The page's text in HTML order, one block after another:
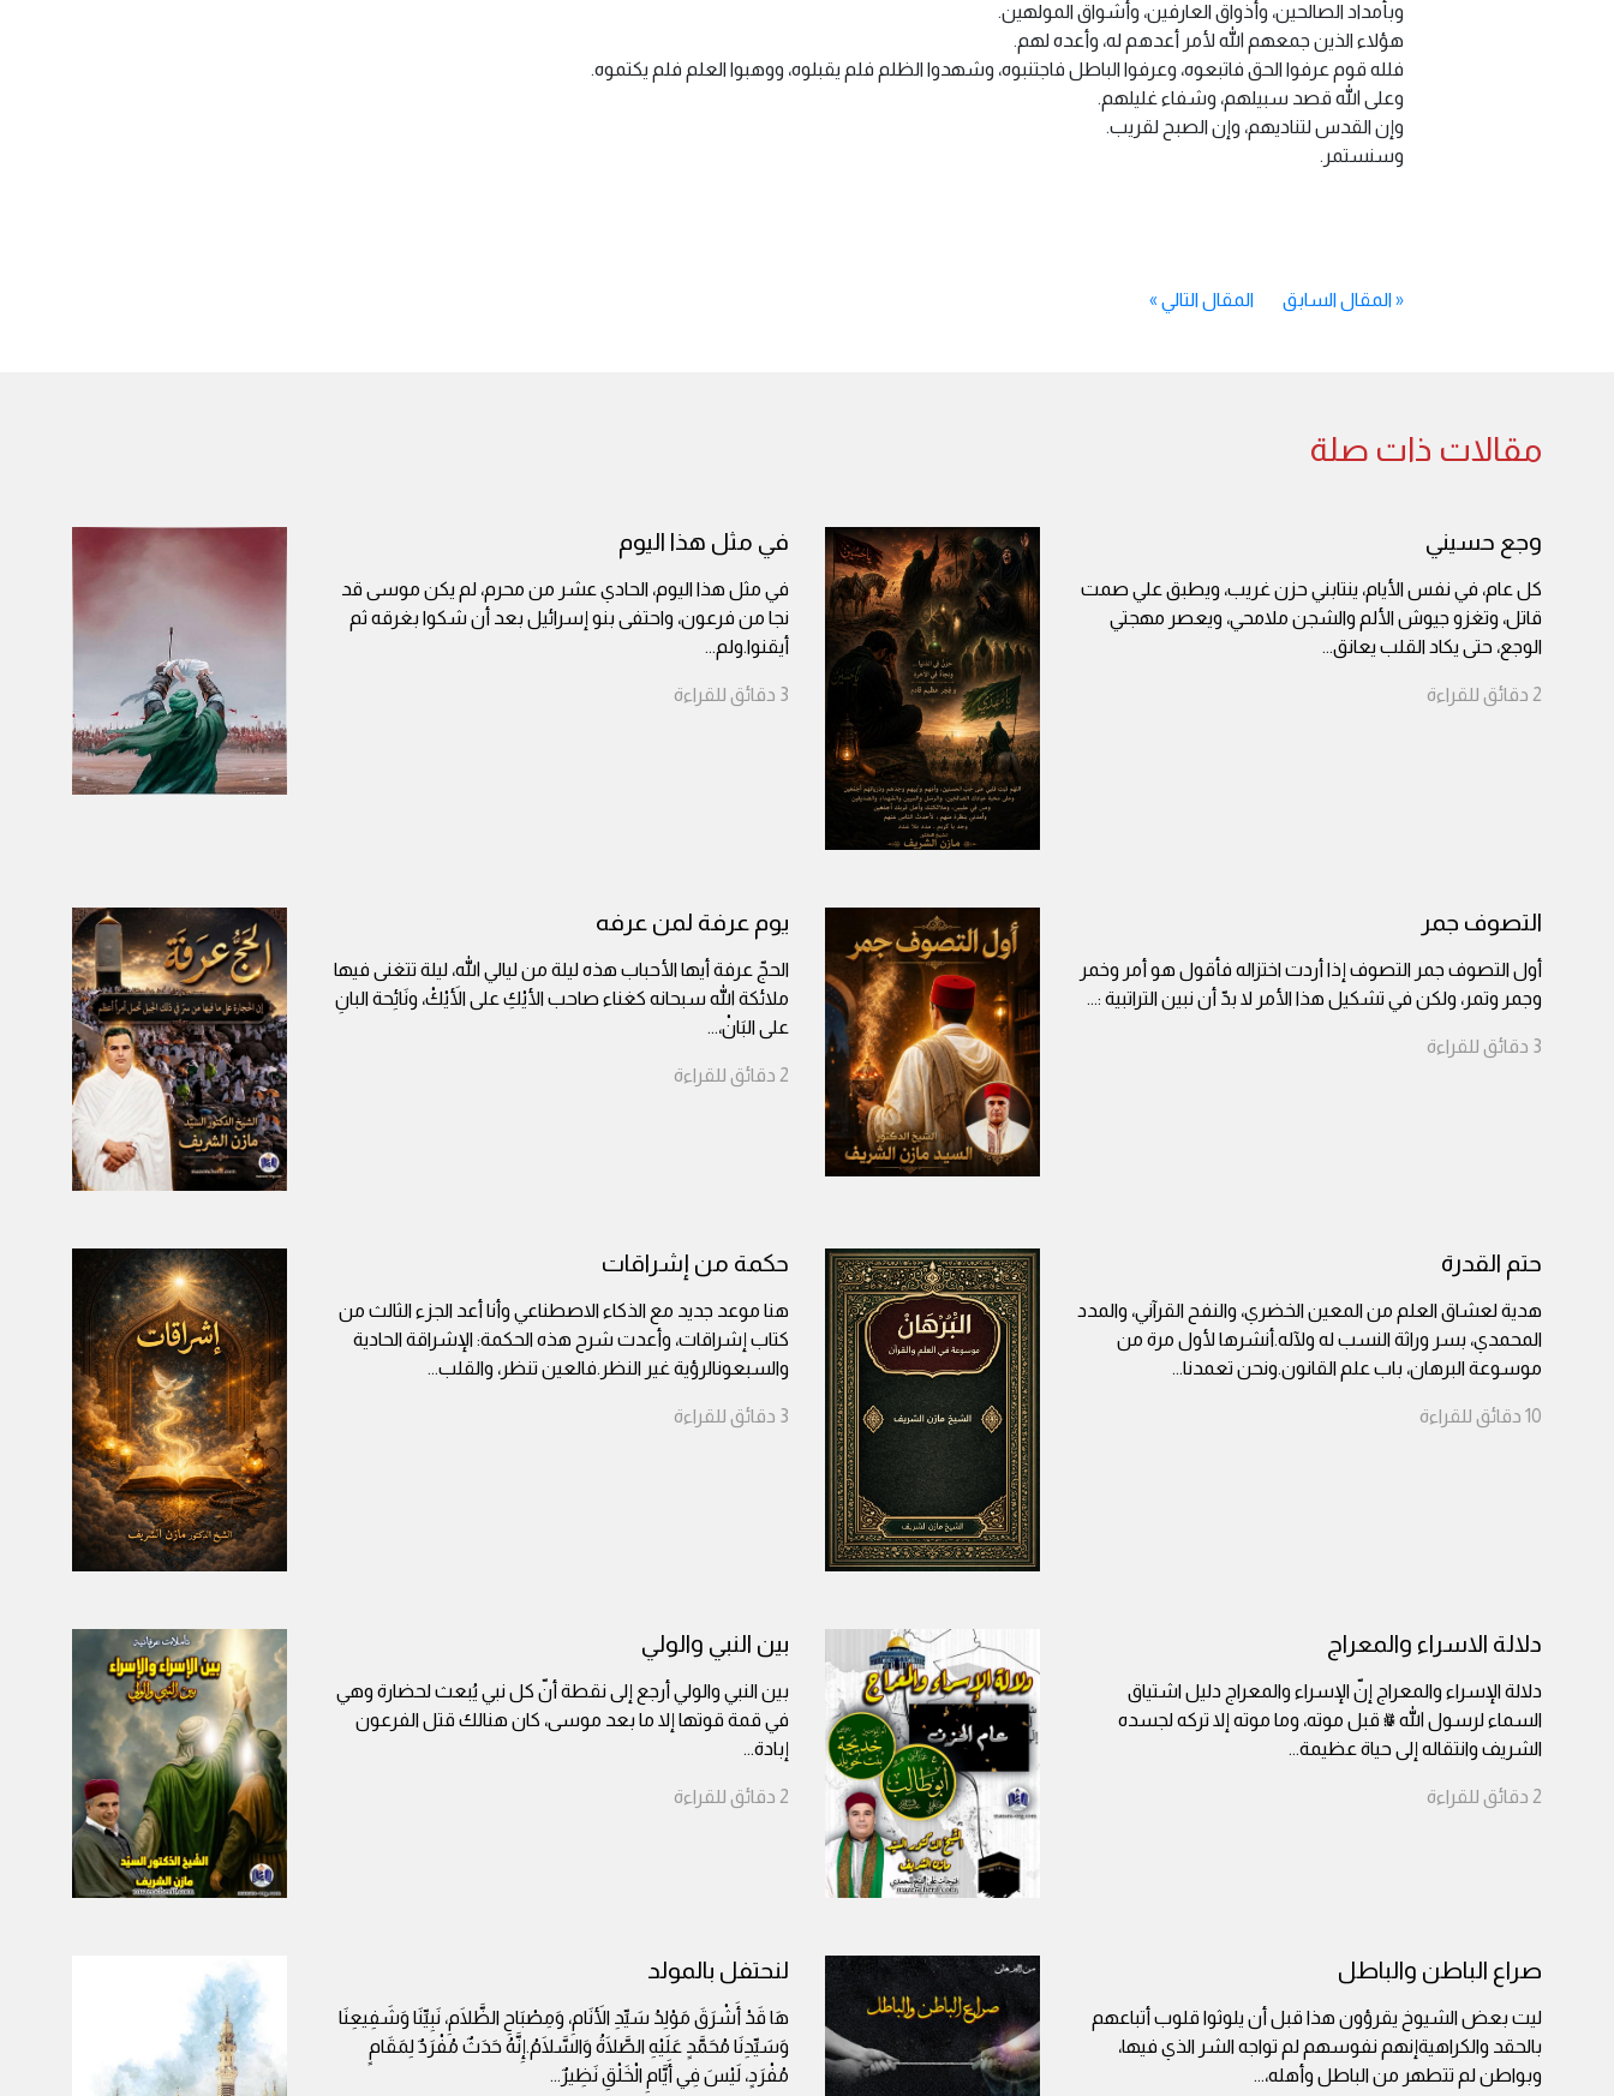
وبأمداد الصالحين، وأذواق العارفين، وأشواق المولهين.
هؤلاء الذين جمعهم الله لأمر أعدهم له، وأعده لهم.
فلله قوم عرفوا الحق فاتبعوه، وعرفوا الباطل فاجتنبوه، وشهدوا الظلم فلم يقبلوه، ووهبوا العلم فلم يكتموه.
وعلى الله قصد سبيلهم، وشفاء غليلهم.
وإن القدس لتناديهم، وإن الصبح لقريب.
وسنستمر.
«المقال السابق المقال التالي »
مقالات ذات صلة
وجع حسيني
كل عام، في نفس الأيام، ينتابني حزن غريب، ويطبق علي صمت
قاتل، وتغزو جيوش الألم والشجن ملامحي، ويعصر مهجتي
الوجع، حتى يكاد القلب يعانق...
2 دقائق للقراءة
في مثل هذا اليوم
في مثل هذا اليوم، الحادي عشر من محرم، لم يكن موسى قد
نجا من فرعون، واحتفى بنو إسرائيل بعد أن شكوا بغرقه ثم
أيقنوا.ولم...
3 دقائق للقراءة
التصوف جمر
أول التصوف جمر التصوف إذا أردت اختزاله فأقول هو أمر وخمر
وجمر وتمر، ولكن في تشكيل هذا الأمر لا بدّ أن نبين التراتبية :...
3 دقائق للقراءة
يوم عرفة لمن عرفه
الحجّ عرفة أيها الأحباب هذه ليلة من ليالي الله، ليلة تتغنى فيها
ملائكة الله سبحانه كغناء صاحب الأيْكِ على الأَيْكْ، ونَائِحة البانِ
على البَانْ،...
2 دقائق للقراءة
حتم القدرة
هدية لعشاق العلم من المعين الخضري، والنفح القرآني، والمدد
المحمدي، بسر وراثة النسب له ولآله.أنشرها لأول مرة من
موسوعة البرهان، باب علم القانون.ونحن تعمدنا...
10 دقائق للقراءة
حكمة من إشراقات
هنا موعد جديد مع الذكاء الاصطناعي وأنا أعد الجزء الثالث من
كتاب إشراقات، وأعدت شرح هذه الحكمة: الإشراقة الحادية
والسبعونالرؤية غير النظر.فالعين تنظر، والقلب...
3 دقائق للقراءة
دلالة الاسراء والمعراج
دلالة الإسراء والمعراج إنّ الإسراء والمعراج دليل اشتياق
السماء لرسول الله ﷺ قبل موته، وما موته إلا تركه لجسده
الشريف وانتقاله إلى حياة عظيمة...
2 دقائق للقراءة
بين النبي والولي
بين النبي والولي أرجع إلى نقطة أنّ كل نبي يُبعث لحضارة وهي
في قمة قوتها إلا ما بعد موسى، كان هنالك قتل الفرعون
إبادة...
2 دقائق للقراءة
صراع الباطن والباطل
ليت بعض الشيوخ يقرؤون هذا قبل أن يلوثوا قلوب أتباعهم
بالحقد والكراهيةإنهم نفوسهم لم تواجه الشر الذي فيها،
وبواطن لم تتطهر من الباطل وأهله،...
لنحتفل بالمولد
هَا قَدْ أَشْرَقَ مَوْلِدُ سَيِّدِ الأَنَامِ، وَمِصْبَاحِ الظَّلَامِ، نَبِيِّنَا وَشَفِيعِنَا
وَسَيِّدِنَا مُحَمَّدٍ عَلَيْهِ الصَّلَاةُ وَالسَّلَامُ.إِنَّهُ حَدَثٌ مُفْرَدٌ لِمَقَامٍ
مُفْرَدٍ، لَيْسَ فِي أَيَّامِ الْخَلْقِ نَظِيرٌ...